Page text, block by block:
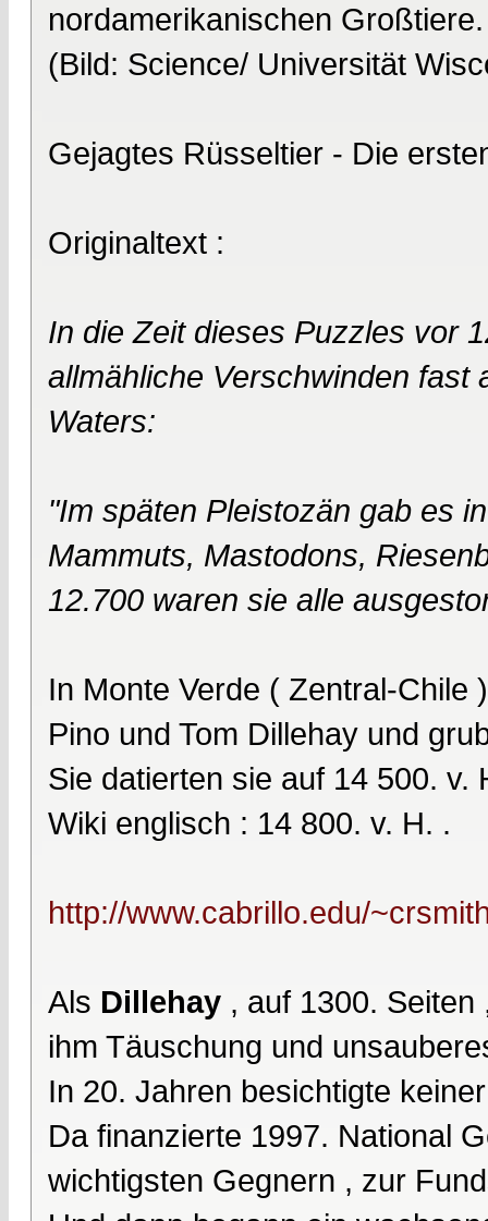
nordamerikanischen Großtiere.
(Bild: Science/ Universität
Gejagtes Rüsseltier - Die
Originaltext :
In die Zeit dieses Puzzles vor
allmähliche Verschwinden fast
Waters:
"Im späten Pleistozän gab es
Mammuts, Mastodons,
12.700 waren sie alle
In Monte Verde ( Zentral-Chile
Pino und Tom Dillehay und
Sie datierten sie auf 14 500. v.
Wiki englisch : 14 800. v. H. .
http://www.cabrillo.edu/
Als Dillehay , auf 1300.
ihm Täuschung und
In 20. Jahren besichtigte
Da finanzierte 1997. National
wichtigsten Gegnern , zur